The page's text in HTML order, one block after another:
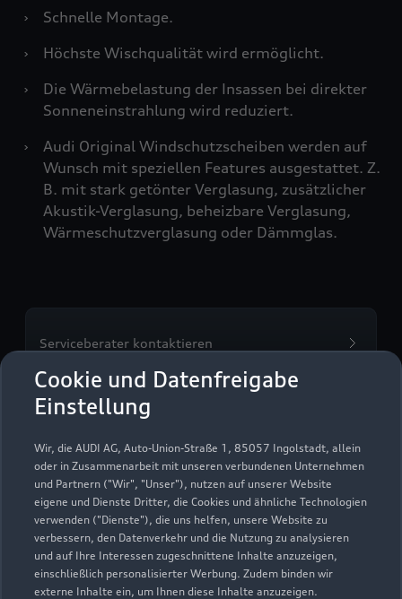
Cookie und Datenfreigabe
Einstellung
Wir, die AUDI AG, Auto-Union-Straße 1, 85057 Ingolstadt, allein
oder in Zusammenarbeit mit unseren verbundenen Unternehmen
und Partnern ("Wir", "Unser"), nutzen auf unserer Website
eigene und Dienste Dritter, die Cookies und ähnliche Technologien
verwenden ("Dienste"), die uns helfen, unsere Website zu
verbessern, den Datenverkehr und die Nutzung zu analysieren
und auf Ihre Interessen zugeschnittene Inhalte anzuzeigen,
einschließlich personalisierter Werbung. Zudem binden wir
externe Inhalte ein, um Ihnen diese Inhalte anzuzeigen.
›
Schnelle Montage.
›
Höchste Wischqualität wird ermöglicht.
›
Die Wärmebelastung der Insassen bei direkter
Sonneneinstrahlung wird reduziert.
›
Audi Original Windschutzscheiben werden auf
Wunsch mit speziellen Features ausgestattet. Z.
B. mit stark getönter Verglasung, zusätzlicher
Akustik-Verglasung, beheizbare Verglasung,
Wärmeschutzverglasung oder Dämmglas.
Serviceberater kontaktieren